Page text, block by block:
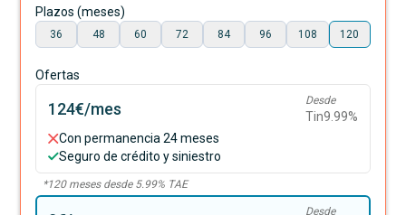
Plazos (meses)
36 48 60 72 84 96 108 120
Ofertas
124€/mes Desde
Tin9.99%
Con permanencia 24 meses
Seguro de crédito y siniestro
*120meses desde 5.99% TAE
Desde